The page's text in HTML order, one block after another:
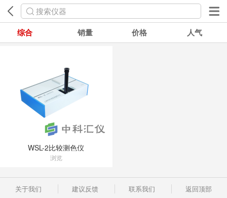
搜索仪器
综合 销量 价格 人气
WSL-2比较测色仪
浏览
关于我们 建议反馈 联系我们 返回顶部